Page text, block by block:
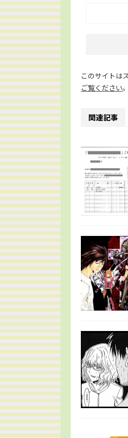
このサイトは
ご覧ください。
関連記事